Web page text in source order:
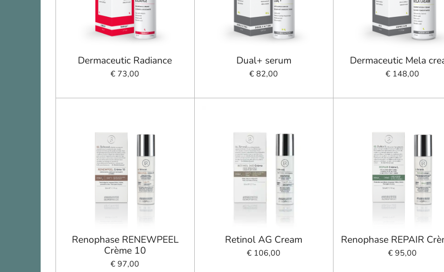
Dermaceutic Radiance
€ 73,00
Dual+ serum
€ 82,00
Dermaceutic Mela
€ 148,00
Renophase RENEWPEEL
Crème 10
€ 97,00
Retinol AG Cream
€ 106,00
Renophase REPAIR
€ 95,00